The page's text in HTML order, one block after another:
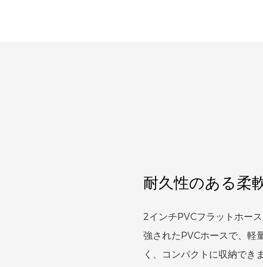
耐久性のある柔
2インチPVCフラットホー
強されたPVCホースで、軽
く、コンパクトに収納でき